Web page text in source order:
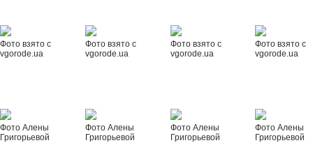
Фото взято с
vgorode.ua
Фото взято с
vgorode.ua
Фото взято с
vgorode.ua
Фото взято с
vgorode.ua
Фото Алены
Григорьевой
Фото Алены
Григорьевой
Фото Алены
Григорьевой
Фото Алены
Григорьевой